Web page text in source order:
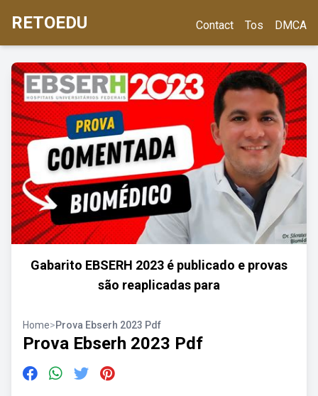
RETOEDU Contact Tos DMCA
Gabarito EBSERH 2023 é publicado e provas
são reaplicadas para
Home>Prova Ebserh 2023 Pdf
Prova Ebserh 2023 Pdf